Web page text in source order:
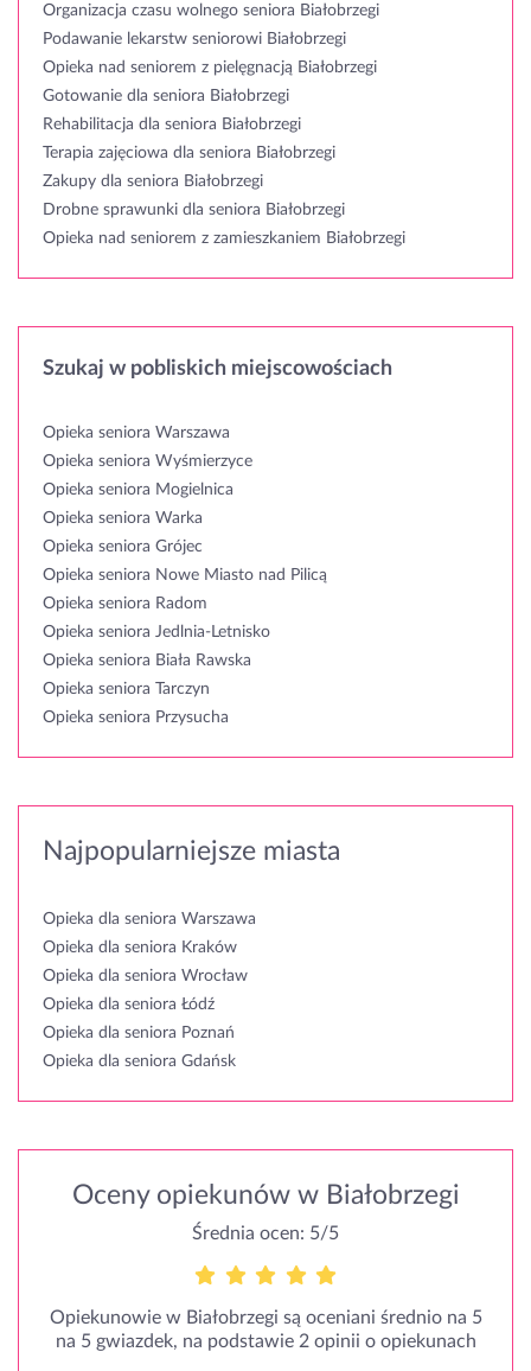
Organizacja czasu wolnego seniora Białobrzegi
Podawanie lekarstw seniorowi Białobrzegi
Opieka nad seniorem z pielęgnacją Białobrzegi
Gotowanie dla seniora Białobrzegi
Rehabilitacja dla seniora Białobrzegi
Terapia zajęciowa dla seniora Białobrzegi
Zakupy dla seniora Białobrzegi
Drobne sprawunki dla seniora Białobrzegi
Opieka nad seniorem z zamieszkaniem Białobrzegi
Szukaj w pobliskich miejscowościach
Opieka seniora Warszawa
Opieka seniora Wyśmierzyce
Opieka seniora Mogielnica
Opieka seniora Warka
Opieka seniora Grójec
Opieka seniora Nowe Miasto nad Pilicą
Opieka seniora Radom
Opieka seniora Jedlnia-Letnisko
Opieka seniora Biała Rawska
Opieka seniora Tarczyn
Opieka seniora Przysucha
Najpopularniejsze miasta
Opieka dla seniora Warszawa
Opieka dla seniora Kraków
Opieka dla seniora Wrocław
Opieka dla seniora Łódź
Opieka dla seniora Poznań
Opieka dla seniora Gdańsk
Oceny opiekunów w Białobrzegi
Średnia ocen: 5/5
Opiekunowie w Białobrzegi są oceniani średnio na 5
na 5 gwiazdek, na podstawie 2 opinii o opiekunach